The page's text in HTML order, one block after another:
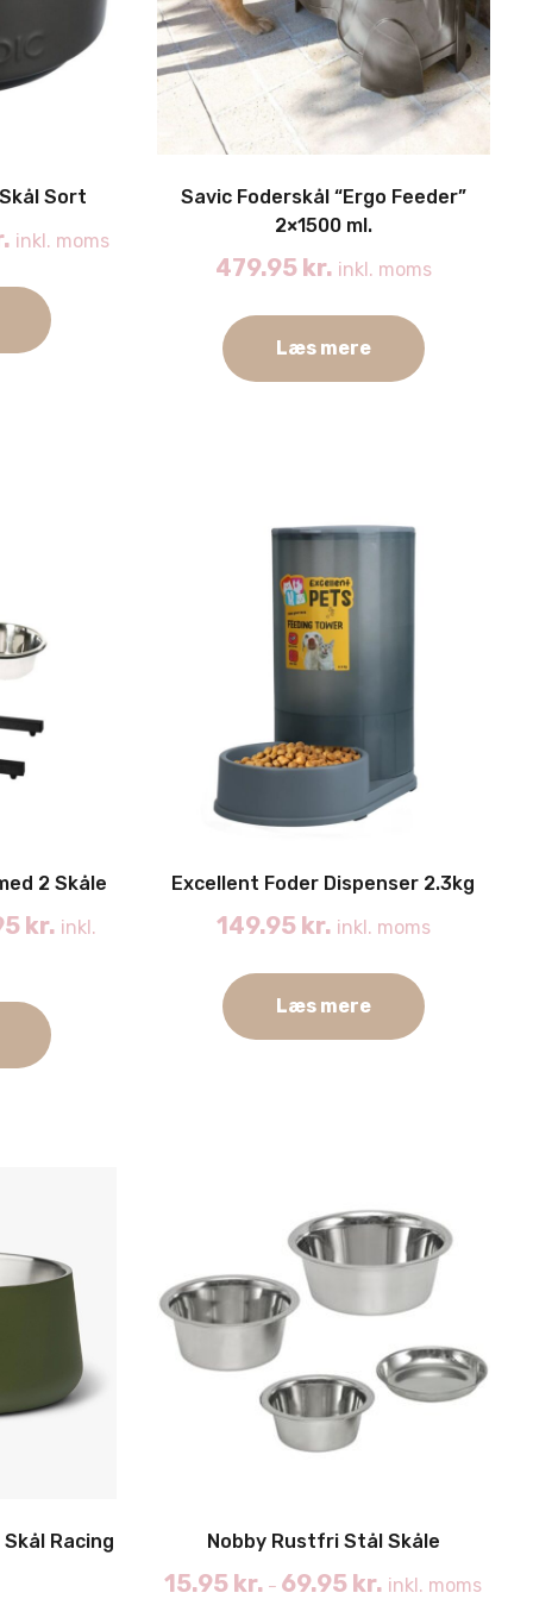
på
varesiden
Skål Sort
inkl. moms
Savic Foderskål “Ergo Feeder”
2×1500 ml.
479.95 kr. inkl. moms
Læs mere
2 Skåle
kr. inkl.
Excellent Foder Dispenser 2.3kg
149.95 kr. inkl. moms
Læs mere
Racing
Nobby Rustfri Stål Skåle
15.95 kr. – 69.95 kr. inkl. moms